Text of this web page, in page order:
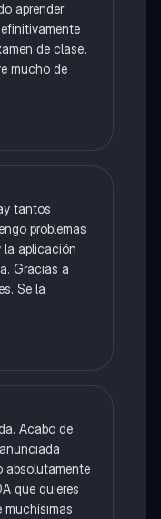
aprender
de clase.
mucho de
tantos
problemas
la aplicación
Gracias a
Se la
Acabo de
absolutamente
que quieres
muchísimas